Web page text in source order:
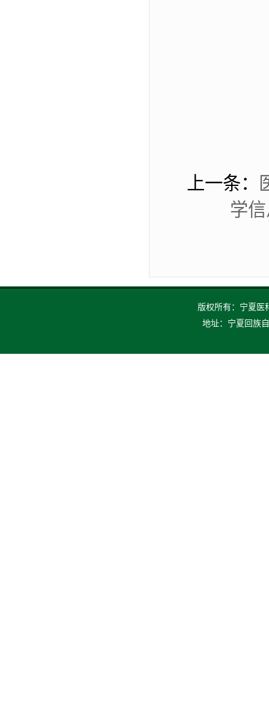
上一条：
学
版权所有：宁夏医
地址：宁夏回族